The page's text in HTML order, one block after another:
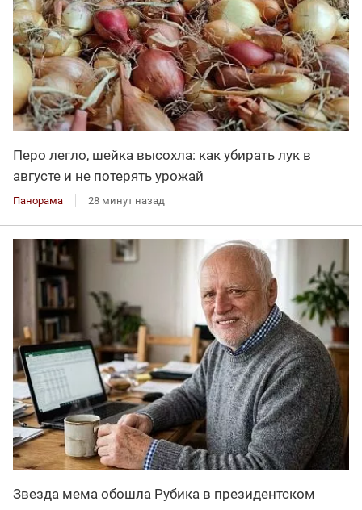
Перо легло, шейка высохла: как убирать лук в
августе и не потерять урожай
Панорама 28 минут назад
Звезда мема обошла Рубика в президентском